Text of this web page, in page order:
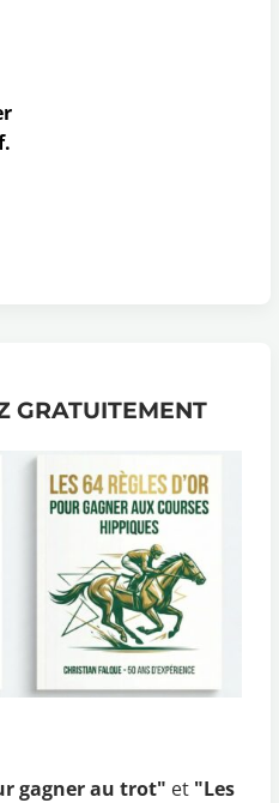
GRATUITEMENT
gagner au trot" et "Les